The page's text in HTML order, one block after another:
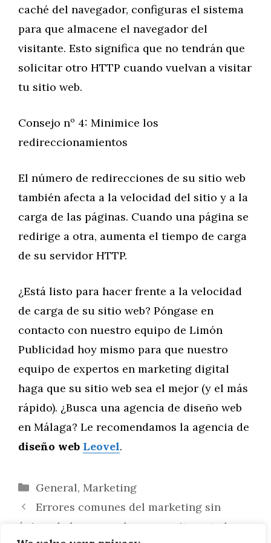
caché del navegador, configuras el sistema
para que almacene el navegador del
visitante. Esto significa que no tendrán que
solicitar otro HTTP cuando vuelvan a visitar
tu sitio web.
Consejo nº 4: Minimice los
redireccionamientos
El número de redirecciones de su sitio web
también afecta a la velocidad del sitio y a la
carga de las páginas. Cuando una página se
redirige a otra, aumenta el tiempo de carga
de su servidor HTTP.
¿Está listo para hacer frente a la velocidad
de carga de su sitio web? Póngase en
contacto con nuestro equipo de Limón
Publicidad hoy mismo para que nuestro
equipo de expertos en marketing digital
haga que su sitio web sea el mejor (y el más
rápido). ¿Busca una agencia de diseño web
en Málaga? Le recomendamos la agencia de
diseño web Leovel.
Categorías
General, Marketing
Errores comunes del marketing sin
ánimo de lucro que hay que evitar a toda